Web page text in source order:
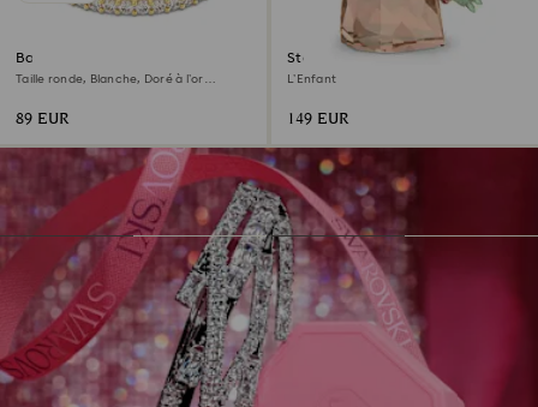
Bague Matrix Vittore
Taille ronde, Blanche, Doré à l’or
89 EUR
Star Wars – Mandalorian
L’Enfant
149 EUR